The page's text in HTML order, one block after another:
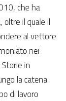
che ha
oltre il quale il
al vettore
nei
in
la catena
di lavoro